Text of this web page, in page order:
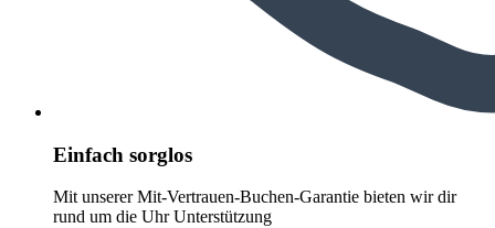
Einfach sorglos
Mit unserer Mit-Vertrauen-Buchen-Garantie bieten wir dir
rund um die Uhr Unterstützung